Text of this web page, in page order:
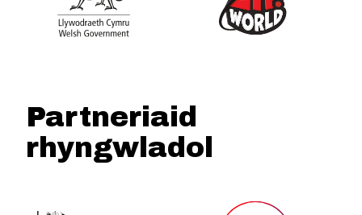
Partneriaid
rhyngwladol